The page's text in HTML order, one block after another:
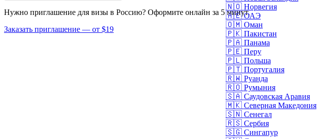
🇳🇴 Норвегия
🇦🇪 ОАЭ
🇴🇲 Оман
🇵🇰 Пакистан
🇵🇦 Панама
🇵🇪 Перу
🇵🇱 Польша
🇵🇹 Португалия
🇷🇼 Руанда
🇷🇴 Румыния
🇸🇦 Саудовская Аравия
🇲🇰 Северная Македония
🇸🇳 Сенегал
🇷🇸 Сербия
🇸🇬 Сингапур
Нужно приглашение для визы в Россию? Оформите онлайн за 5 минут.
Заказать приглашение — от $19